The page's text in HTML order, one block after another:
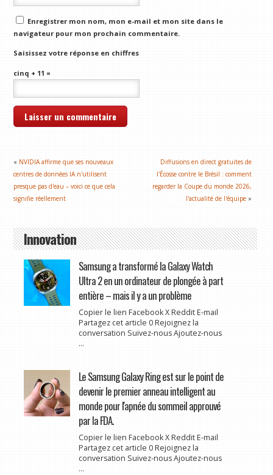
Enregistrer mon nom, mon e-mail et mon site dans le
navigateur pour mon prochain commentaire.
Saisissez votre réponse en chiffres
cinq + 11 =
« NVIDIA affirme que ses nouveaux
centres de données IA n'utilisent
presque pas d'eau – voici ce que cela
signifie réellement
Diffusions en direct gratuites de
l'Écosse contre le Brésil : comment
regarder la Coupe du monde 2026,
l'actualité de l'équipe »
Innovation
Samsung a transformé la Galaxy Watch
Ultra 2 en un ordinateur de plongée à part
entière – mais il y a un problème
Copier le lien Facebook X Reddit E-mail
Partagez cet article 0 Rejoignez la
conversation Suivez-nous Ajoutez-nous
...
Le Samsung Galaxy Ring est sur le point de
devenir le premier anneau intelligent au
monde pour l'apnée du sommeil approuvé
par la FDA.
Copier le lien Facebook X Reddit E-mail
Partagez cet article 0 Rejoignez la
conversation Suivez-nous Ajoutez-nous
...